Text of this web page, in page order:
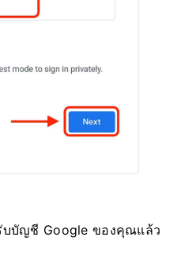
บบัญชี Google ของคุณแล้ว